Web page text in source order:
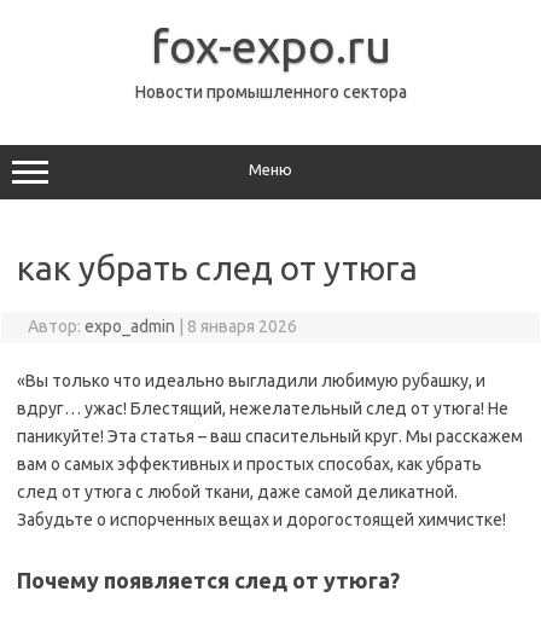
fox-expo.ru
Новости промышленного сектора
Меню
как убрать след от утюга
Автор: expo_admin 8 января 2026
«Вы только что идеально выгладили любимую рубашку, и
вдруг… ужас! Блестящий, нежелательный след от утюга! Не
паникуйте! Эта статья – ваш спасительный круг. Мы расскажем
вам о самых эффективных и простых способах, как убрать
след от утюга с любой ткани, даже самой деликатной.
Забудьте о испорченных вещах и дорогостоящей химчистке!
Почему появляется след от утюга?